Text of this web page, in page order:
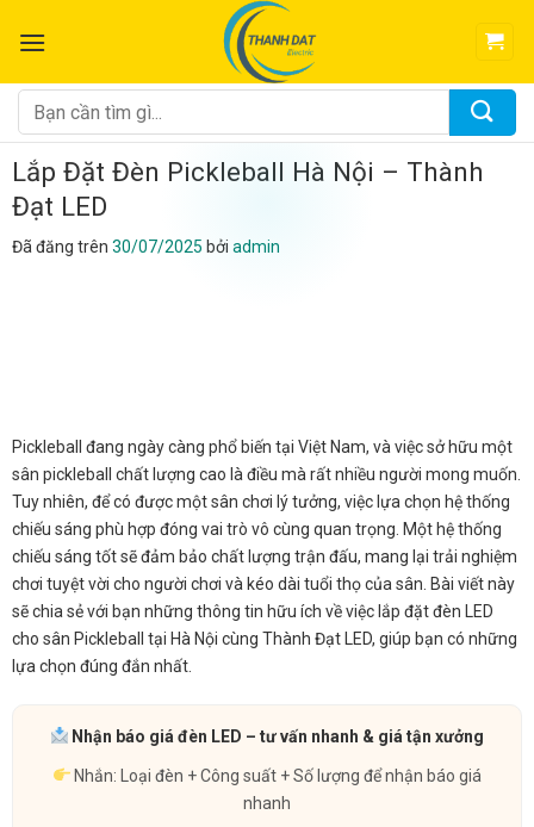
đến
dung
Tìm
kiếm:
Lắp Đặt Đèn Pickleball Hà Nội – Thành
Đạt LED
Đã đăng trên 30/07/2025 bởi admin
Pickleball đang ngày càng phổ biến tại Việt Nam, và việc sở hữu một
sân pickleball chất lượng cao là điều mà rất nhiều người mong muốn.
Tuy nhiên, để có được một sân chơi lý tưởng, việc lựa chọn hệ thống
chiếu sáng phù hợp đóng vai trò vô cùng quan trọng. Một hệ thống
chiếu sáng tốt sẽ đảm bảo chất lượng trận đấu, mang lại trải nghiệm
chơi tuyệt vời cho người chơi và kéo dài tuổi thọ của sân. Bài viết này
sẽ chia sẻ với bạn những thông tin hữu ích về việc lắp đặt đèn LED
cho sân Pickleball tại Hà Nội cùng Thành Đạt LED, giúp bạn có những
lựa chọn đúng đắn nhất.
Nhận báo giá đèn LED – tư vấn nhanh & giá tận xưởng
Nhắn: Loại đèn + Công suất + Số lượng để nhận báo giá
nhanh